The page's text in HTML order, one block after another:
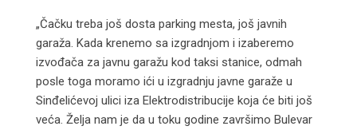
„Čačku treba još dosta parking mesta, još javnih
garaža. Kada krenemo sa izgradnjom i izaberemo
izvođača za javnu garažu kod taksi stanice, odmah
posle toga moramo ići u izgradnju javne garaže u
Sinđelićevoj ulici iza Elektrodistribucije koja će biti još
veća. Želja nam je da u toku godine završimo Bulevar